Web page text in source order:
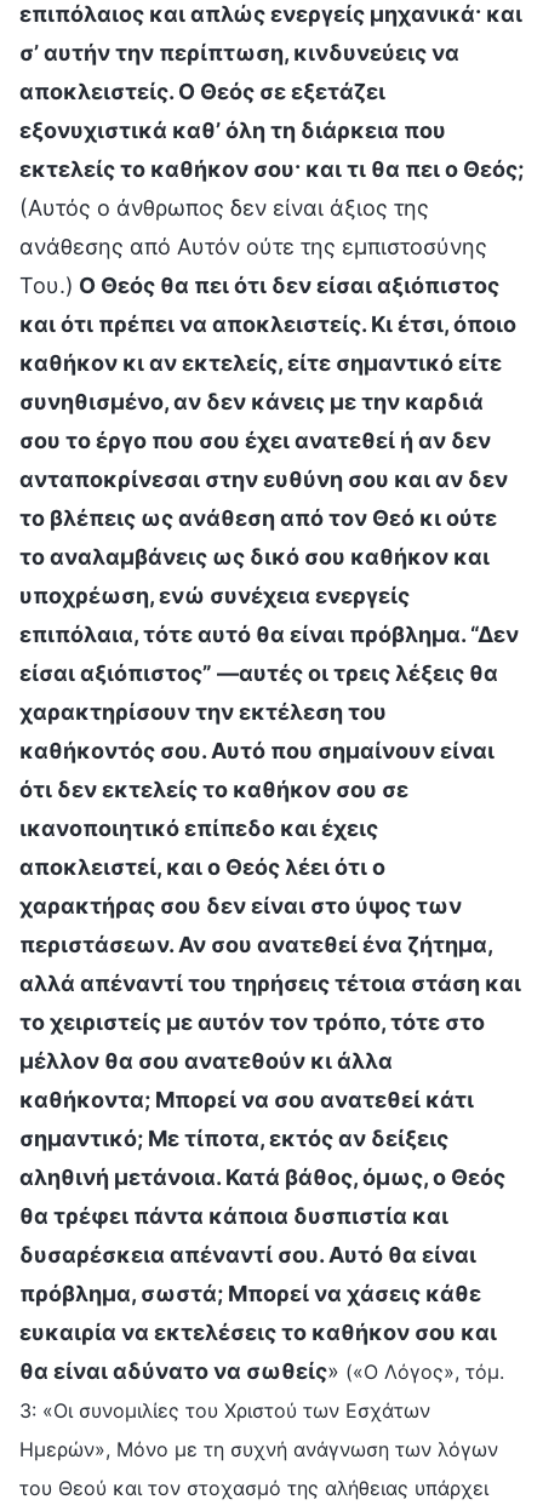
επιπόλαιος και απλώς ενεργείς μηχανικά· και
σ’ αυτήν την περίπτωση, κινδυνεύεις να
αποκλειστείς. Ο Θεός σε εξετάζει
εξονυχιστικά καθ’ όλη τη διάρκεια που
εκτελείς το καθήκον σου· και τι θα πει ο Θεός;
(Αυτός ο άνθρωπος δεν είναι άξιος της
ανάθεσης από Αυτόν ούτε της εμπιστοσύνης
Του.) Ο Θεός θα πει ότι δεν είσαι αξιόπιστος
και ότι πρέπει να αποκλειστείς. Κι έτσι, όποιο
καθήκον κι αν εκτελείς, είτε σημαντικό είτε
συνηθισμένο, αν δεν κάνεις με την καρδιά
σου το έργο που σου έχει ανατεθεί ή αν δεν
ανταποκρίνεσαι στην ευθύνη σου και αν δεν
το βλέπεις ως ανάθεση από τον Θεό κι ούτε
το αναλαμβάνεις ως δικό σου καθήκον και
υποχρέωση, ενώ συνέχεια ενεργείς
επιπόλαια, τότε αυτό θα είναι πρόβλημα. “Δεν
είσαι αξιόπιστος” —αυτές οι τρεις λέξεις θα
χαρακτηρίσουν την εκτέλεση του
καθήκοντός σου. Αυτό που σημαίνουν είναι
ότι δεν εκτελείς το καθήκον σου σε
ικανοποιητικό επίπεδο και έχεις
αποκλειστεί, και ο Θεός λέει ότι ο
χαρακτήρας σου δεν είναι στο ύψος των
περιστάσεων. Αν σου ανατεθεί ένα ζήτημα,
αλλά απέναντί του τηρήσεις τέτοια στάση και
το χειριστείς με αυτόν τον τρόπο, τότε στο
μέλλον θα σου ανατεθούν κι άλλα
καθήκοντα; Μπορεί να σου ανατεθεί κάτι
σημαντικό; Με τίποτα, εκτός αν δείξεις
αληθινή μετάνοια. Κατά βάθος, όμως, ο Θεός
θα τρέφει πάντα κάποια δυσπιστία και
δυσαρέσκεια απέναντί σου. Αυτό θα είναι
πρόβλημα, σωστά; Μπορεί να χάσεις κάθε
ευκαιρία να εκτελέσεις το καθήκον σου και
θα είναι αδύνατο να σωθείς» («Ο Λόγος», τόμ.
3: «Οι συνομιλίες του Χριστού των Εσχάτων
Ημερών», Μόνο με τη συχνή ανάγνωση των λόγων
του Θεού και τον στοχασμό της αλήθειας υπάρχει